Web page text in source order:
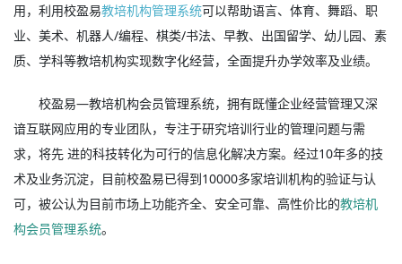
用，利用校盈易教培机构管理系统可以帮助语言、体育、舞蹈、职
业、美术、机器人/编程、棋类/书法、早教、出国留学、幼儿园、素
质、学科等教培机构实现数字化经营，全面提升办学效率及业绩。
校盈易—教培机构会员管理系统，拥有既懂企业经营管理又深
谙互联网应用的专业团队，专注于研究培训行业的管理问题与需
求，将先 进的科技转化为可行的信息化解决方案。经过10年多的技
术及业务沉淀，目前校盈易已得到10000多家培训机构的验证与认
可，被公认为目前市场上功能齐全、安全可靠、高性价比的教培机
构会员管理系统。